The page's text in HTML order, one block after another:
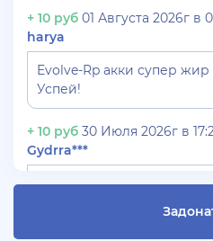
+ 10 руб 01 Августа 2026г в
harya
Evolve-Rp акки супер
Успей!
+ 10 руб 30 Июля 2026г в
Gydrra***
СКУПАЮ АККАУНТЫ